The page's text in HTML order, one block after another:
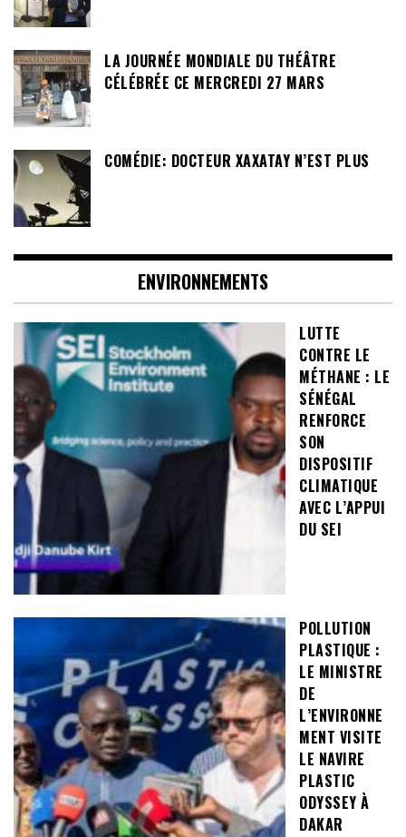
LA JOURNÉE MONDIALE DU THÉÂTRE
CÉLÉBRÉE CE MERCREDI 27 MARS
COMÉDIE: DOCTEUR XAXATAY N’EST PLUS
ENVIRONNEMENTS
LUTTE
CONTRE LE
MÉTHANE : LE
SÉNÉGAL
RENFORCE
SON
DISPOSITIF
CLIMATIQUE
AVEC L’APPUI
DU SEI
POLLUTION
PLASTIQUE :
LE MINISTRE
DE
L’ENVIRONNE
MENT VISITE
LE NAVIRE
PLASTIC
ODYSSEY À
DAKAR